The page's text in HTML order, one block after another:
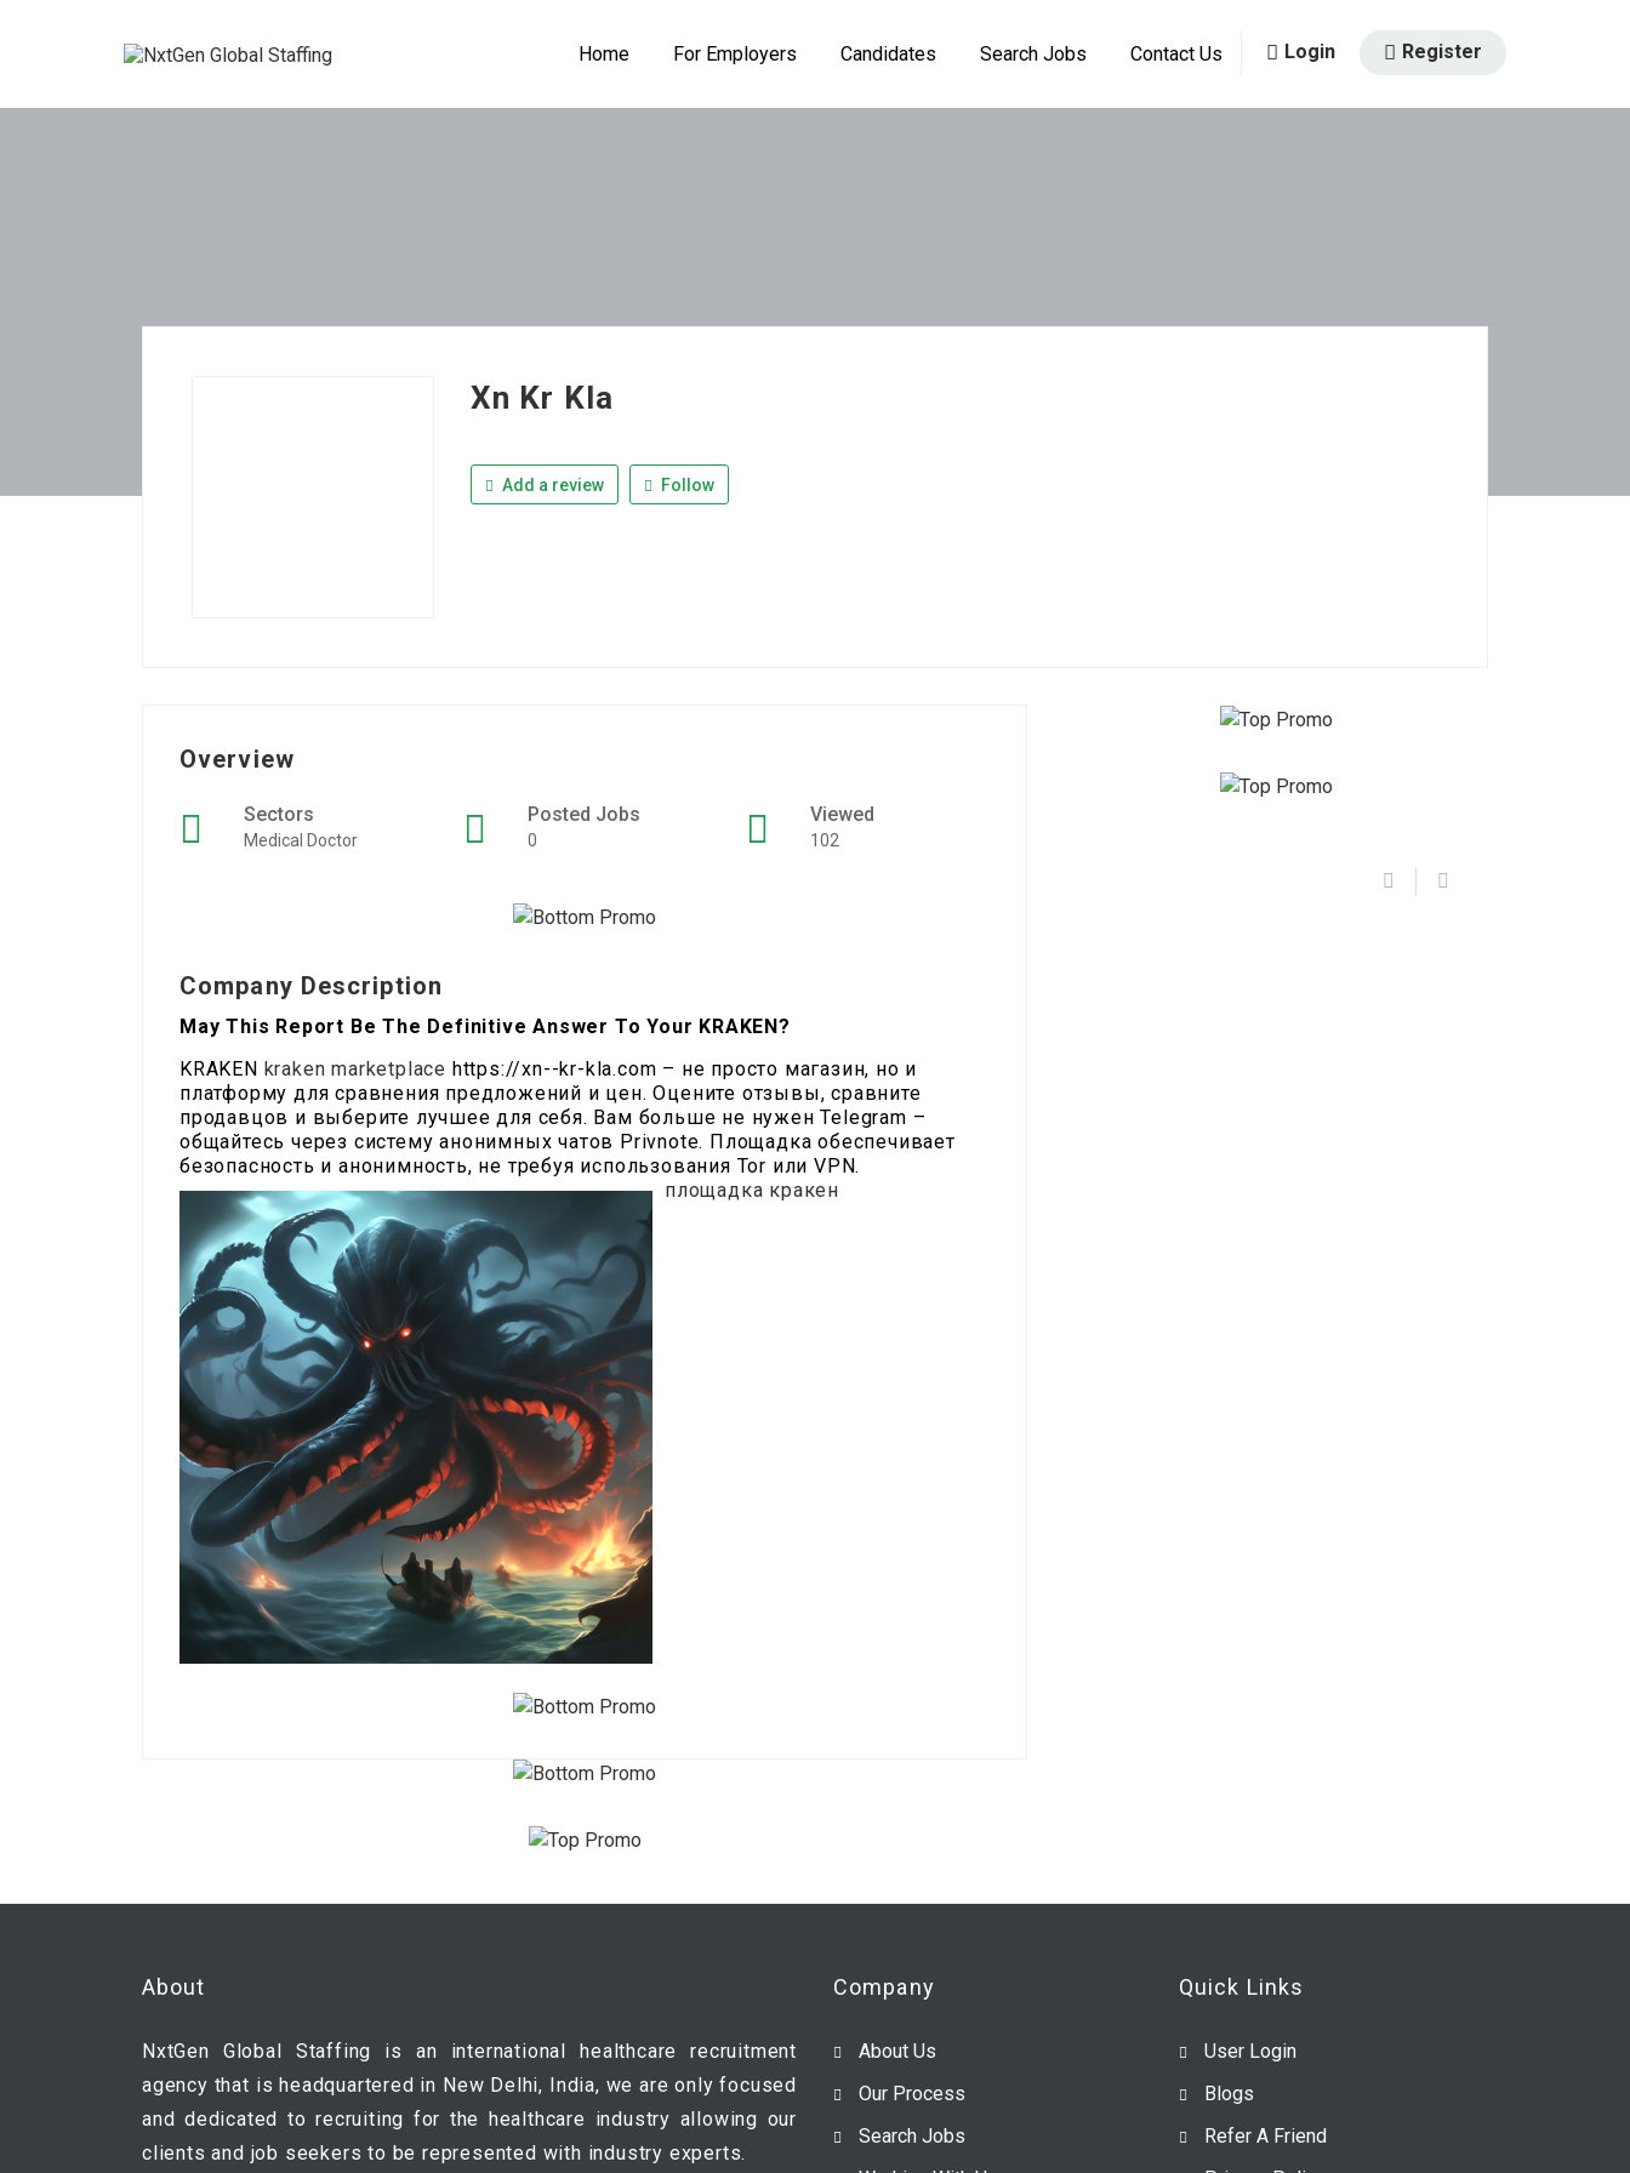
Home For Employers Candidates Search Jobs Contact Us Login Register
Xn Kr Kla
Add a review Follow
Overview
Sectors
Medical Doctor
Posted Jobs
0
Viewed
102
Company Description
May This Report Be The Definitive Answer To Your KRAKEN?
KRAKEN kraken marketplace https://xn--kr-kla.com – не просто магазин, но и
платформу для сравнения предложений и цен. Оцените отзывы, сравните
продавцов и выберите лучшее для себя. Вам больше не нужен Telegram –
общайтесь через систему анонимных чатов Privnote. Площадка обеспечивает
безопасность и анонимность, не требуя использования Tor или VPN.
площадка кракен
About
NxtGen Global Staffing is an international healthcare recruitment
agency that is headquartered in New Delhi, India, we are only focused
and dedicated to recruiting for the healthcare industry allowing our
clients and job seekers to be represented with industry experts.
Company
About Us
Our Process
Search Jobs
Quick Links
User Login
Blogs
Refer A Friend